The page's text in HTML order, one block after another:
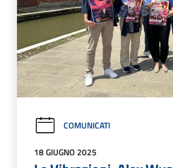
COMUNICATI
18 GIUGNO 2025